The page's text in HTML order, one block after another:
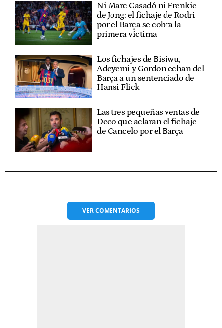
Ni Marc Casadó ni Frenkie
de Jong: el fichaje de Rodri
por el Barça se cobra la
primera víctima
Los fichajes de Bisiwu,
Adeyemi y Gordon echan del
Barça a un sentenciado de
Hansi Flick
Las tres pequeñas ventas de
Deco que aclaran el fichaje
de Cancelo por el Barça
VERCOMENTARIOS